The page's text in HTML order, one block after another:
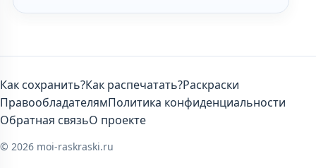
Как сохранить?Как распечатать?Раскраски
ПравообладателямПолитика конфиденциальности
Обратная связьО проекте
© 2026 moi-raskraski.ru